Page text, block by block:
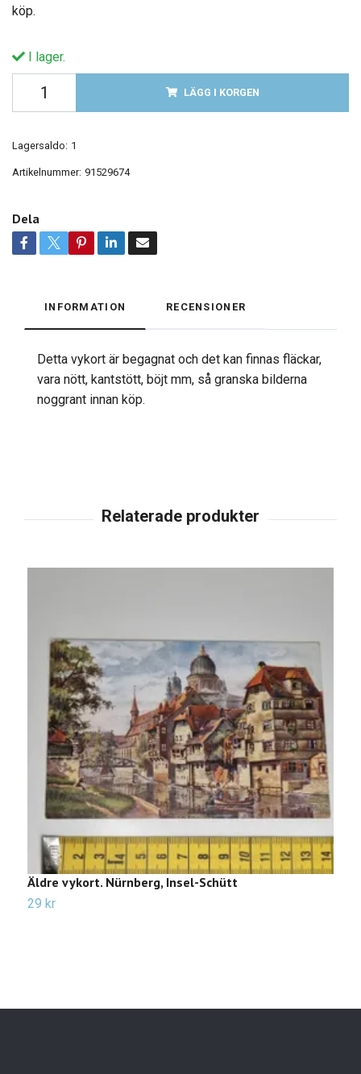
köp.
I lager.
LÄGG I KORGEN
Lagersaldo: 1
Artikelnummer: 91529674
Dela
INFORMATION RECENSIONER
Detta vykort är begagnat och det kan finnas fläckar,
vara nött, kantstött, böjt mm, så granska bilderna
noggrant innan köp.
Äldre vykort. Nürnberg, Insel-Schütt
29 kr